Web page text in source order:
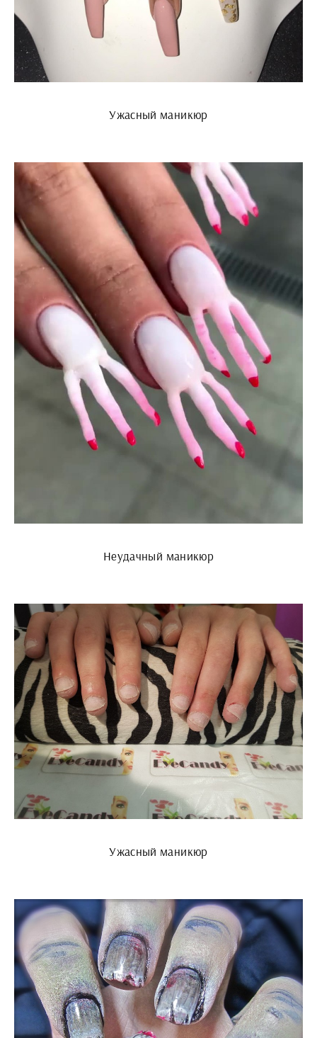
Ужасный маникюр
Неудачный маникюр
Ужасный маникюр